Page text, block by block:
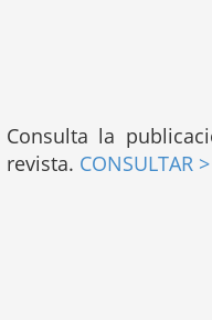
Consulta la
revista. CONSULTAR >